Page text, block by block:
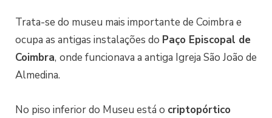
Trata-se do museu mais importante de Coimbra e
ocupa as antigas instalações do Paço Episcopal de
Coimbra, onde funcionava a antiga Igreja São João de
Almedina.
No piso inferior do Museu está o criptopórtico